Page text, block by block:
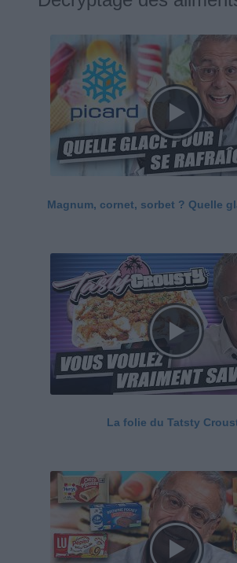
Magnum, cornet, sorbet ? Quelle
La folie du Tatsty